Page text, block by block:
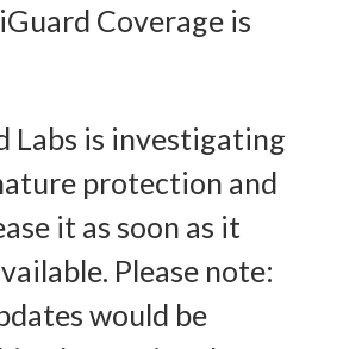
Coverage is
Labs is investigating
protection and
it as soon as it
Please note:
would be